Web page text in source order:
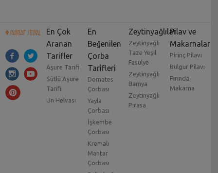
En Çok
Aranan
Tarifler
Aşure Tarifi
Sütlü Aşure
Tarifi
Un Helvası
En
Beğenilen
Çorba
Tarifleri
Domates
Çorbası
Yayla
Çorbası
İşkembe
Çorbası
Kremalı
Mantar
Çorbası
Zeytinyağlılar
Zeytinyağlı
Taze Yeşil
Fasulye
Zeytinyağlı
Bamya
Zeytinyağlı
Pırasa
Pilav ve
Makarnalar
Pirinç Pilavı
Bulgur Pilavı
Fırında
Makarna